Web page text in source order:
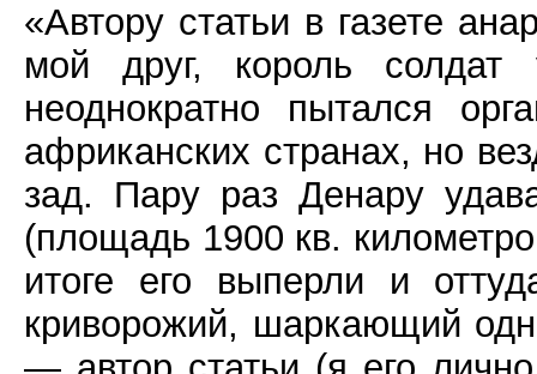
«Автору статьи в газете
мой друг, король
неоднократно пытался
африканских странах, но
зад. Пару раз Денару
(площадь 1900 кв.
итоге его выперли и
криворожий, шаркающий